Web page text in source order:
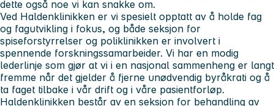
dette også noe vi kan snakke om.
Ved Haldenklinikken er vi spesielt opptatt av å holde fag
og fagutvikling i fokus, og både seksjon for
spiseforstyrrelser og poliklinikken er involvert i
spennende forskningssamarbeider. Vi har en modig
lederlinje som gjør at vi i en nasjonal sammenheng er langt
fremme når det gjelder å fjerne unødvendig byråkrati og å
ta faget tilbake i vår drift og i våre pasientforløp.
Haldenklinikken består av en seksjon for behandling av